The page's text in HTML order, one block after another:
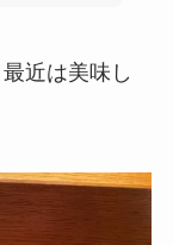
近は美味し